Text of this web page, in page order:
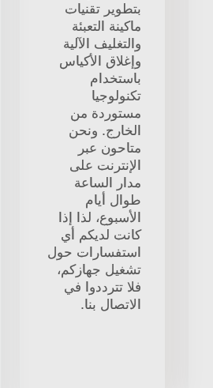
بتطوير تقنيات
ماكينة التعبئة
والتغليف الآلية
وإغلاق الأكياس
باستخدام
تكنولوجيا
مستوردة من
الخارج. ونحن
متاحون عبر
الإنترنت على
مدار الساعة
طوال أيام
الأسبوع، لذا إذا
كانت لديكم أي
استفسارات حول
تشغيل جهازكم،
فلا تترددوا في
الاتصال بنا.